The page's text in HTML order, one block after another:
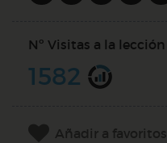
Nº Visitas a la lección
1582
Añadir a favoritos